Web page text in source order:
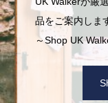
品をご案内しま
～Shop UK